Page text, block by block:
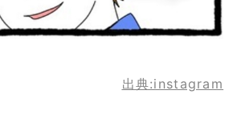
出典:instagram